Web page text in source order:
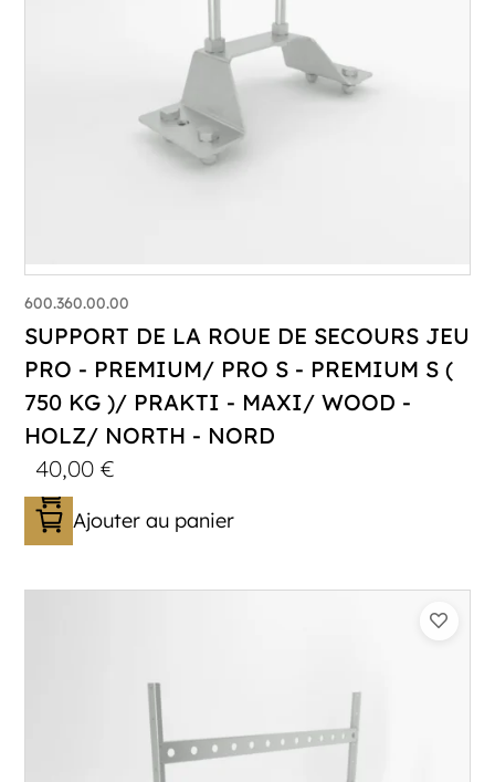
600.360.00.00
SUPPORT DE LA ROUE DE SECOURS JEU
PRO - PREMIUM/ PRO S - PREMIUM S (
750 KG )/ PRAKTI - MAXI/ WOOD -
HOLZ/ NORTH - NORD
40,00€
Ajouter au panier